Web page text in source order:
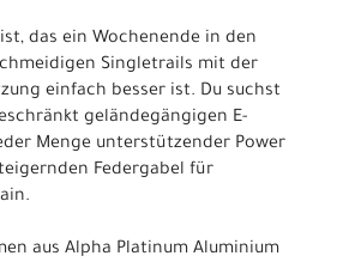
das ein Wochenende in den
Singletrails mit der
einfach besser ist. Du suchst
geländegängigen E-
Menge unterstützender Power
Federgabel für
aus Alpha Platinum Aluminium